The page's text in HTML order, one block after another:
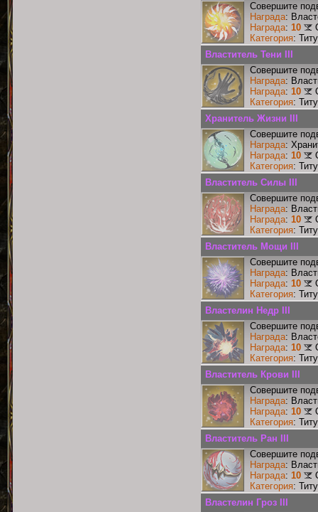
Совершите
Награда:
Награда: 10
Категория:
Властитель Тени III
Совершите
Награда:
Награда: 10
Категория:
Хранитель Жизни III
Совершите
Награда:
Награда: 10
Категория:
Властитель Силы III
Совершите
Награда:
Награда: 10
Категория:
Властитель Мощи III
Совершите
Награда:
Награда: 10
Категория:
Властелин Недр III
Совершите
Награда:
Награда: 10
Категория:
Властитель Крови III
Совершите
Награда:
Награда: 10
Категория:
Властитель Ран III
Совершите
Награда:
Награда: 10
Категория:
Властелин Гроз III